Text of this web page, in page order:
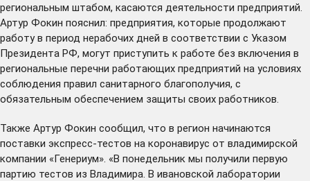
региональным штабом, касаются деятельности предприятий.
Артур Фокин пояснил: предприятия, которые продолжают
работу в период нерабочих дней в соответствии с Указом
Президента РФ, могут приступить к работе без включения в
региональные перечни работающих предприятий на условиях
соблюдения правил санитарного благополучия, с
обязательным обеспечением защиты своих работников.
Также Артур Фокин сообщил, что в регион начинаются
поставки экспресс-тестов на коронавирус от владимирской
компании «Генериум». «В понедельник мы получили первую
партию тестов из Владимира. В ивановской лаборатории